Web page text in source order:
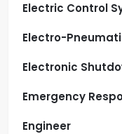
Electric Control
Electro-
Electronic
Emergency
Engineer